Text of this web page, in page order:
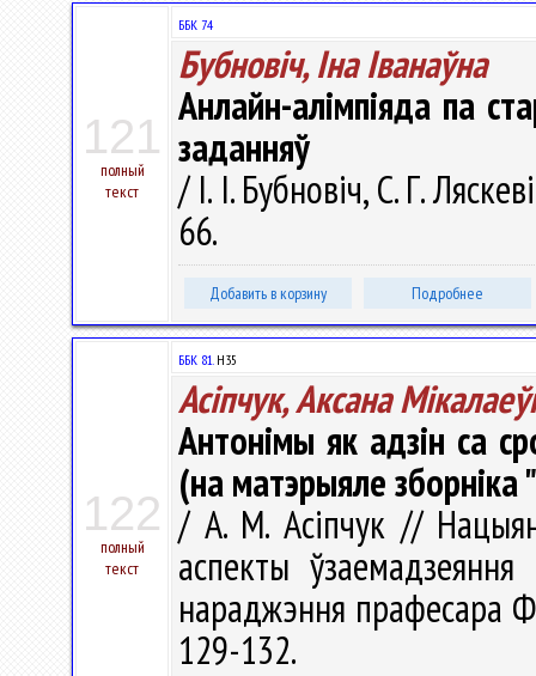
121
полный
текст
ББК 74
Бубновіч, Іна Іванаўна
Анлайн-алімпіяда па
заданняў
/ І. І. Бубновіч, С. Г.
66.
Добавить в корзину Подробнее
122
полный
текст
ББК 81.Н35
Асіпчук, Аксана
Антонімы як адзін са
(на матэрыяле
/ А. М. Асіпчук //
аспекты
нараджэння прафесара
129-132.